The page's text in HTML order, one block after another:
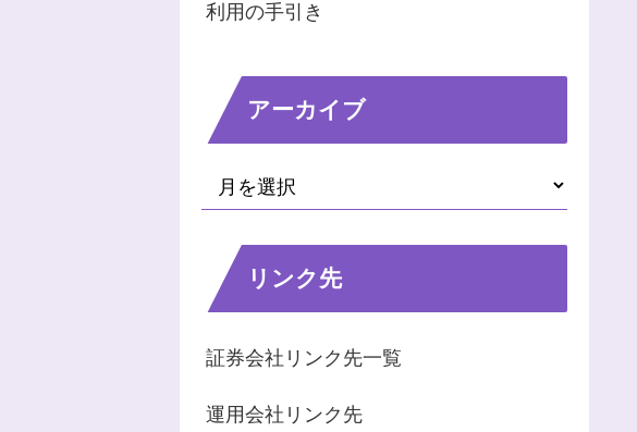
利用の手引き
アーカイブ
リンク先
証券会社リンク先一覧
運用会社リンク先